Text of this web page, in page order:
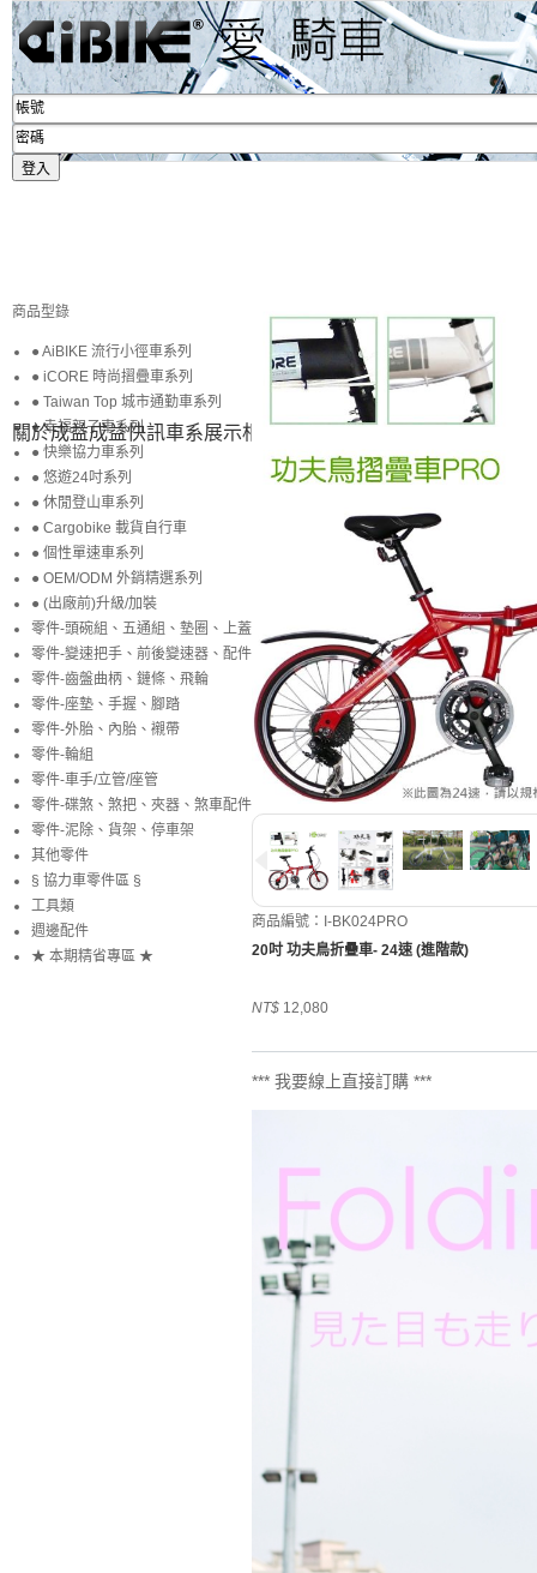
關於成益成益快訊車系展示相簿賞圖
商品編號：I-BK024PRO
20吋 功夫鳥折疊車- 24速 (進階款)
NT$ 12,080
*** 我要線上直接訂購 ***
商品型錄
● AiBIKE 流行小徑車系列
● iCORE 時尚摺疊車系列
● Taiwan Top 城市通勤車系列
● 幸福親子車系列
● 快樂協力車系列
● 悠遊24吋系列
● 休閒登山車系列
● Cargobike 載貨自行車
● 個性單速車系列
● OEM/ODM 外銷精選系列
● (出廠前)升級/加裝
零件-頭碗組、五通組、墊圈、上蓋
零件-變速把手、前後變速器、配件
零件-齒盤曲柄、鏈條、飛輪
零件-座墊、手握、腳踏
零件-外胎、內胎、襯帶
零件-輪組
零件-車手/立管/座管
零件-碟煞、煞把、夾器、煞車配件
零件-泥除、貨架、停車架
其他零件
§ 協力車零件區 §
工具類
週邊配件
★ 本期精省專區 ★